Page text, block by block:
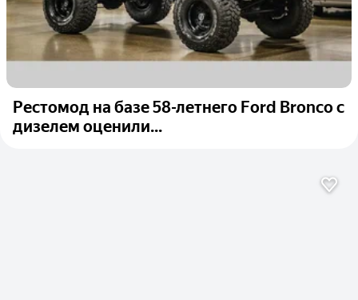
Рестомод на базе 58-летнего Ford Bronco с
дизелем оценили...